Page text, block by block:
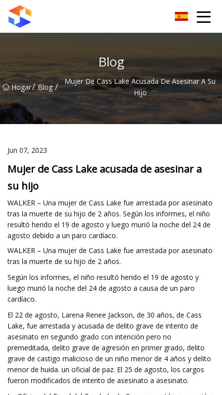
Blog
Hogar/ Blog /
Mujer De Cass Lake Acusada De Asesinar A Su
Hijo
Jun 07, 2023
Mujer de Cass Lake acusada de asesinar a
su hijo
WALKER – Una mujer de Cass Lake fue arrestada por asesinato
tras la muerte de su hijo de 2 años. Según los informes, el niño
resultó herido el 19 de agosto y luego murió la noche del 24 de
agosto debido a un paro cardíaco.
WALKER – Una mujer de Cass Lake fue arrestada por asesinato
tras la muerte de su hijo de 2 años.
Según los informes, el niño resultó herido el 19 de agosto y
luego murió la noche del 24 de agosto a causa de un paro
cardíaco.
El 22 de agosto, Larena Renee Jackson, de 30 años, de Cass
Lake, fue arrestada y acusada de delito grave de intento de
asesinato en segundo grado con intención pero no
premeditada, delito grave de agresión en primer grado, delito
grave de castigo malicioso de un niño menor de 4 años y delito
menor de huida. un oficial de paz. El 25 de agosto, los cargos
fueron modificados de intento de asesinato a asesinato.